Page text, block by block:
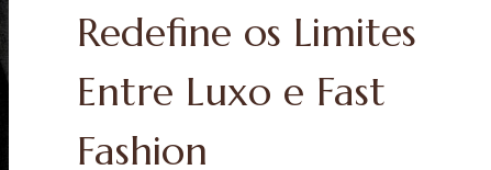
Redefine os Limites
Entre Luxo e Fast
Fashion